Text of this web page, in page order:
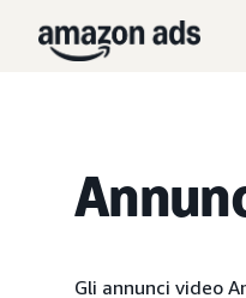
Gli annunci video